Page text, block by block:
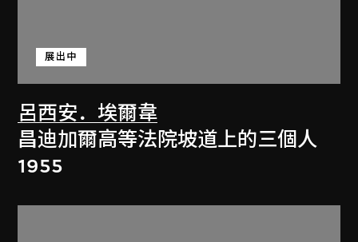
呂西安．埃爾韋
展出中
昌迪加爾高等法院坡道上的三個人
1955